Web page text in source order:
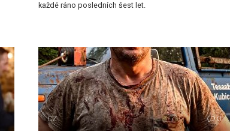
každé ráno posledních šest let.
CZ 0